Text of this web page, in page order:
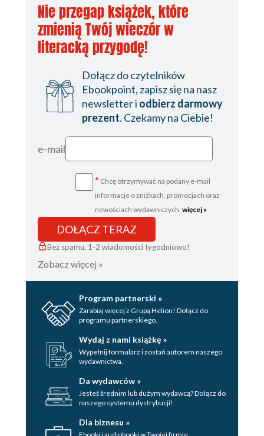
Nie przegap książek, które
zmienią Twój wieczór w
literacką przygodę!
Dołącz do czytelników
Ebookpoint, zapisz się na nasz
newsletter i odbierz darmowy
prezent. Czekamy na Ciebie!
e-mail
* Chcę otrzymywać na podany e-mail
informacje o zniżkach, promocjach oraz
nowościach wydawniczych. więcej »
DOŁĄCZ TERAZ
Bez spamu, 1-2 wiadomości tygodniowo!
Zobacz więcej »
Program partnerski »
Zarabiaj więcej z Grupą Helion! Dołącz do
programu partnerskiego.
Wydaj z nami książkę »
Wypełnij formularz i zostań autorem naszego
wydawnictwa.
Da wydawców »
Jesteś średnim lub dużym wydawcą? Dołącz do
naszego systemu dystrybucji!
Dla biznesu »
Ebooki i audiobooki w Twojej firmie.